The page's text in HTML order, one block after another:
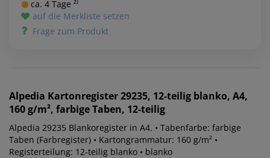
ca. 4 Tage ²⁾
auf die Merkliste setzen
Frage zum Produkt
Alpedia Kartonregister 29235, 12-teilig blanko, A4,
160 g/m², farbige Taben, 12-teilig
Alpedia 29235 Blankoregister in A4. • Tabenfarbe: farbige
Taben (Farbregister) • Kartongrammatur: 160 g/m² •
Registerteilung: 12-teilig blanko • blanko